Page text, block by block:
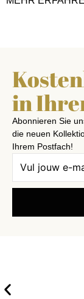
in
Abonnieren Sie
die neuen
Ihrem Postfach!